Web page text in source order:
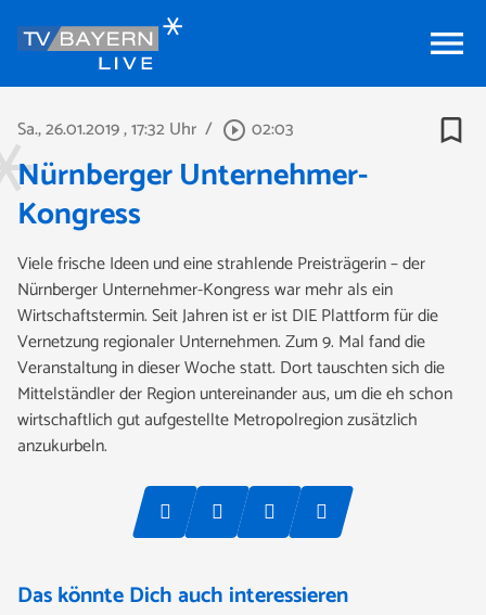
menu
Sa., 26.01.2019, 17:32 Uhr / play_circle_outline 02:03 bookmark_border
Nürnberger Unternehmer-
Kongress
Viele frische Ideen und eine strahlende Preisträgerin – der
Nürnberger Unternehmer-Kongress war mehr als ein
Wirtschaftstermin. Seit Jahren ist er ist DIE Plattform für die
Vernetzung regionaler Unternehmen. Zum 9. Mal fand die
Veranstaltung in dieser Woche statt. Dort tauschten sich die
Mittelständler der Region untereinander aus, um die eh schon
wirtschaftlich gut aufgestellte Metropolregion zusätzlich
anzukurbeln.
Das könnte Dich auch interessieren